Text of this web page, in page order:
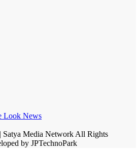
Media Network All Rights
by JPTechnoPark